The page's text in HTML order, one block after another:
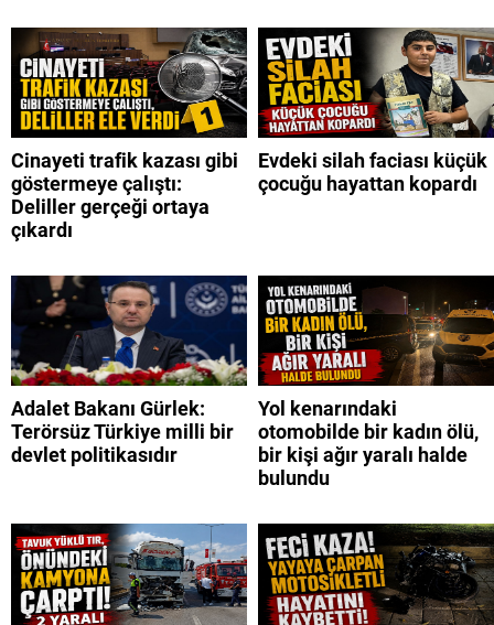
Cinayeti trafik kazası gibi
göstermeye çalıştı:
Deliller gerçeği ortaya
çıkardı
Evdeki silah faciası küçük
çocuğu hayattan kopardı
Adalet Bakanı Gürlek:
Terörsüz Türkiye milli bir
devlet politikasıdır
Yol kenarındaki
otomobilde bir kadın ölü,
bir kişi ağır yaralı halde
bulundu